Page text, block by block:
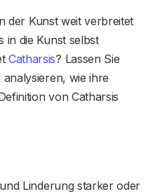
der Kunst weit verbreitet
in die Kunst selbst
Catharsis? Lassen Sie
wie ihre
von Catharsis
Linderung starker oder